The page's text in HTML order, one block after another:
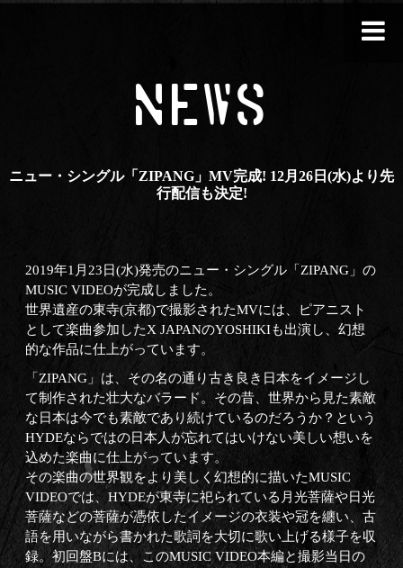
NEWS
ニュー・シングル「ZIPANG」MV完成! 12月26日(水)より先
行配信も決定!
2019年1月23日(水)発売のニュー・シングル「ZIPANG」の
MUSIC VIDEOが完成しました。
世界遺産の東寺(京都)で撮影されたMVには、ピアニスト
として楽曲参加したX JAPANのYOSHIKIも出演し、幻想
的な作品に仕上がっています。
「ZIPANG」は、その名の通り古き良き日本をイメージし
て制作された壮大なバラード。その昔、世界から見た素敵
な日本は今でも素敵であり続けているのだろうか？という
HYDEならではの日本人が忘れてはいけない美しい想いを
込めた楽曲に仕上がっています。
その楽曲の世界観をより美しく幻想的に描いたMUSIC
VIDEOでは、HYDEが東寺に祀られている月光菩薩や日光
菩薩などの菩薩が憑依したイメージの衣装や冠を纏い、古
語を用いながら書かれた歌詞を大切に歌い上げる様子を収
録。初回盤Bには、このMUSIC VIDEO本編と撮影当日の